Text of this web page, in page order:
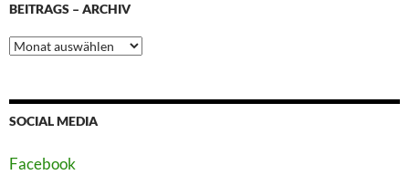
BEITRAGS – ARCHIV
Beitrags
–
SOCIAL MEDIA
Facebook